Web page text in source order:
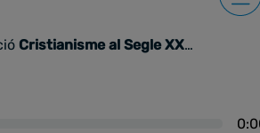
Cristianisme al Segle XXI,